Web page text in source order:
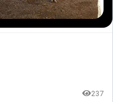
237